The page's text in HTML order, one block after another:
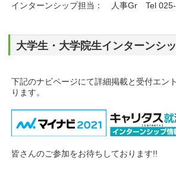
インターンシップ担当： 人事Gr Tel
大学生・大学院生インターンシッ
下記のナビページにて詳細掲載と受付エン
ります。
皆さんのご参加をお待ちしております!!